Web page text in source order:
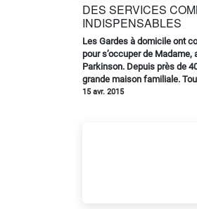
DES SERVICES
INDISPENSABLES
Les Gardes à domicile ont
pour s’occuper de
Parkinson. Depuis près de
grande maison familiale.
15 avr. 2015